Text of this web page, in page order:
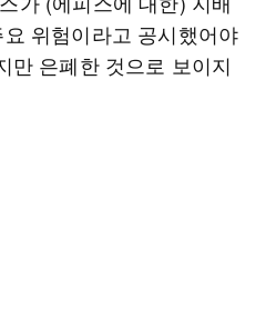
위험이라고 공시했어야
만 은폐한 것으로 보이지